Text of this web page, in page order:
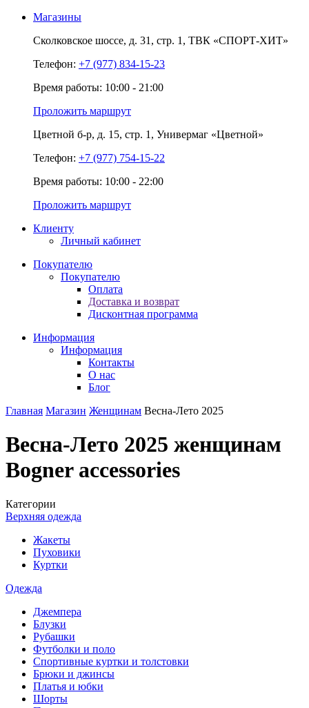
Магазины
Сколковское шоссе, д. 31, стр. 1, ТВК «СПОРТ-ХИТ»
Телефон: +7 (977) 834-15-23
Время работы: 10:00 - 21:00
Проложить маршрут
Цветной б-р, д. 15, стр. 1, Универмаг «Цветной»
Телефон: +7 (977) 754-15-22
Время работы: 10:00 - 22:00
Проложить маршрут
Клиенту
Личный кабинет
Покупателю
Покупателю
Оплата
Доставка и возврат
Дисконтная программа
Информация
Информация
Контакты
О нас
Блог
Главная Магазин Женщинам Весна-Лето 2025
Весна-Лето 2025 женщинам
Bogner accessories
Категории
Верхняя одежда
Жакеты
Пуховики
Куртки
Одежда
Джемпера
Блузки
Рубашки
Футболки и поло
Спортивные куртки и толстовки
Брюки и джинсы
Платья и юбки
Шорты